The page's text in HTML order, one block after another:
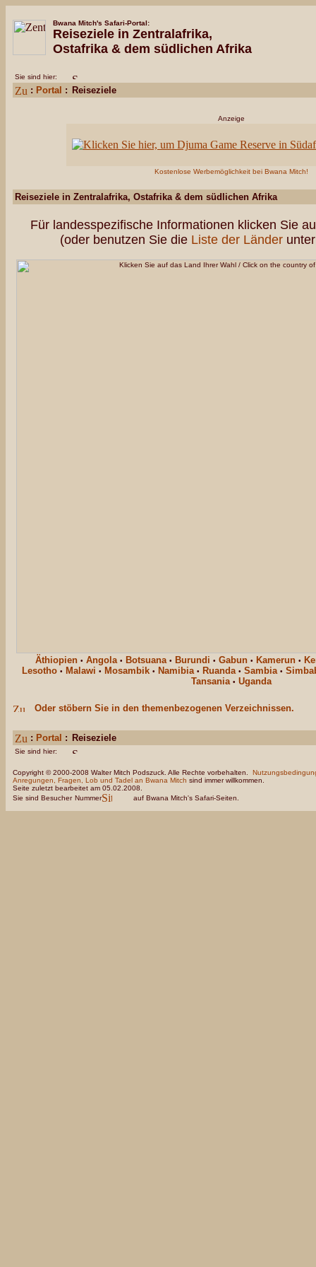
Bwana Mitch's Safari-Portal:
Reiseziele in Zentralafrika,
Ostafrika & dem südlichen Afrika
Sie sind hier:
: Portal : Reiseziele
Anzeige
Kostenlose Werbemöglichkeit bei Bwana Mitch!
Reiseziele in Zentralafrika, Ostafrika & dem südlichen Afrika
Für landesspezifische Informationen klicken Sie
(oder benutzen Sie die Liste der Länder
Äthiopien • Angola • Botsuana • Burundi • Gabun • Kamerun •
Lesotho • Malawi • Mosambik • Namibia • Ruanda • Sambia •
Tansania • Uganda
Oder stöbern Sie in den themenbezogenen Verzeichnissen.
: Portal : Reiseziele
Sie sind hier:
Copyright © 2000-2008 Walter Mitch Podszuck. Alle Rechte vorbehalten.
Anregungen, Fragen, Lob und Tadel an Bwana Mitch sind immer willkommen.
Seite zuletzt bearbeitet am 05.02.2008.
Sie sind Besucher Nummer auf Bwana Mitch's Safari-Seiten.